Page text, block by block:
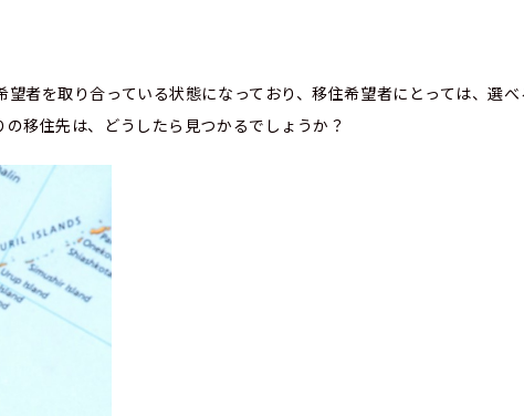
者を取り合っている状態になっており、移住希望者にとっては、選
移住先は、どうしたら見つかるでしょうか？